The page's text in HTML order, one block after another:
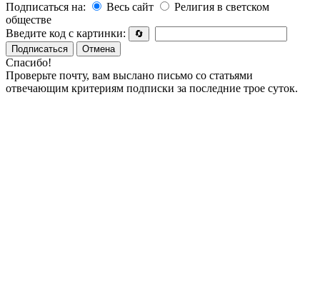
Подписаться на:
Весь сайт
Религия в светском
обществе
Введите код с картинки:
🔄
Подписаться
Отмена
Спасибо!
Проверьте почту, вам выслано письмо со статьями
отвечающим критериям подписки за последние трое суток.